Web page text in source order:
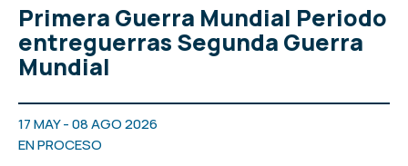
Primera Guerra Mundial Periodo
entreguerras Segunda Guerra
Mundial
17 MAY - 08 AGO 2026
EN PROCESO